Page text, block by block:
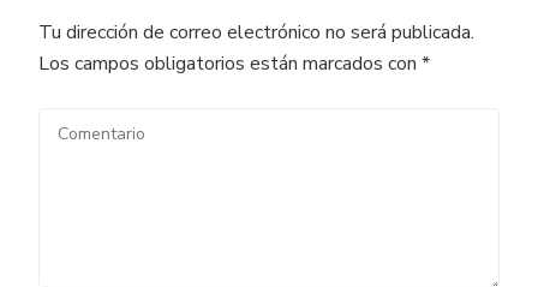
Tu dirección de correo electrónico no será publicada.
Los campos obligatorios están marcados con *